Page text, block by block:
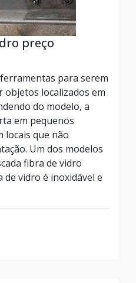
preço
para serem
objetos localizados em
do modelo, a
em pequenos
locais que não
Um dos modelos
fibra de vidro
de vidro é inoxidável e